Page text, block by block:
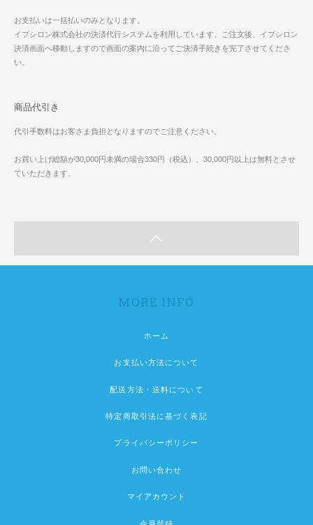
お支払いは一括払いのみとなります。
イプシロン株式会社の決済代行システムを利用しています。ご注文後、イプシロン
決済画面へ移動しますので画面の案内に沿ってご決済手続きを完了させてくださ
い。
商品代引き
代引手数料はお客さま負担となりますのでご注意ください。
お買い上げ総額が30,000円未満の場合330円（税込）、30,000円以上は無料とさせ
ていただきます。
MORE INFO
ホーム
お支払い方法について
配送方法・送料について
特定商取引法に基づく表記
プライバシーポリシー
お問い合わせ
マイアカウント
会員登録